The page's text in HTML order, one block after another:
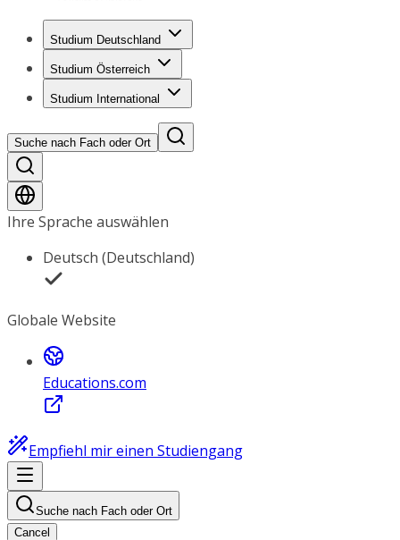
Studium Deutschland
Studium Österreich
Studium International
Suche nach Fach oder Ort
Ihre Sprache auswählen
Deutsch (Deutschland)
Globale Website
Educations.com
Empfiehl mir einen Studiengang
Suche nach Fach oder Ort
Cancel